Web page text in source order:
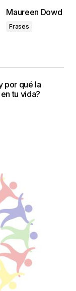
Maureen Dowd
Frases
por qué la
tu vida?